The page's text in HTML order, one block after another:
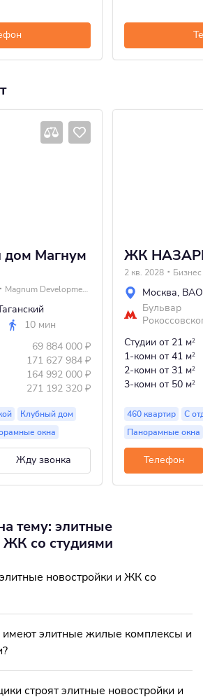
Магнум
Magnum Development
10 мин
69 884 000 ₽
171 627 984 ₽
164 992 000 ₽
271 192 320 ₽
Клубный дом
окна
Жду звонка
ЖК
2 кв. 2028 Бизнес
Москва, ВАО
Бульвар
Студии от 21 м2
1-комн от 41 м2
2-комн от 31 м2
3-комн от 50 м2
460 квартир
С
Панорамные окна
Телефон
тему: элитные
ЖК со студиями
новостройки и ЖК со
элитные жилые комплексы и
строят элитные новостройки и